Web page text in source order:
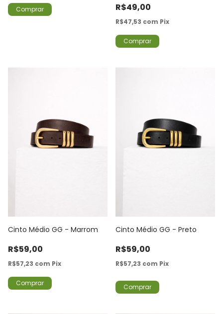
Comprar R$49,00
R$47,53 com Pix
Comprar
Cinto Médio GG - Marrom
R$59,00
R$57,23 com Pix
Comprar
Cinto Médio GG - Preto
R$59,00
R$57,23 com Pix
Comprar